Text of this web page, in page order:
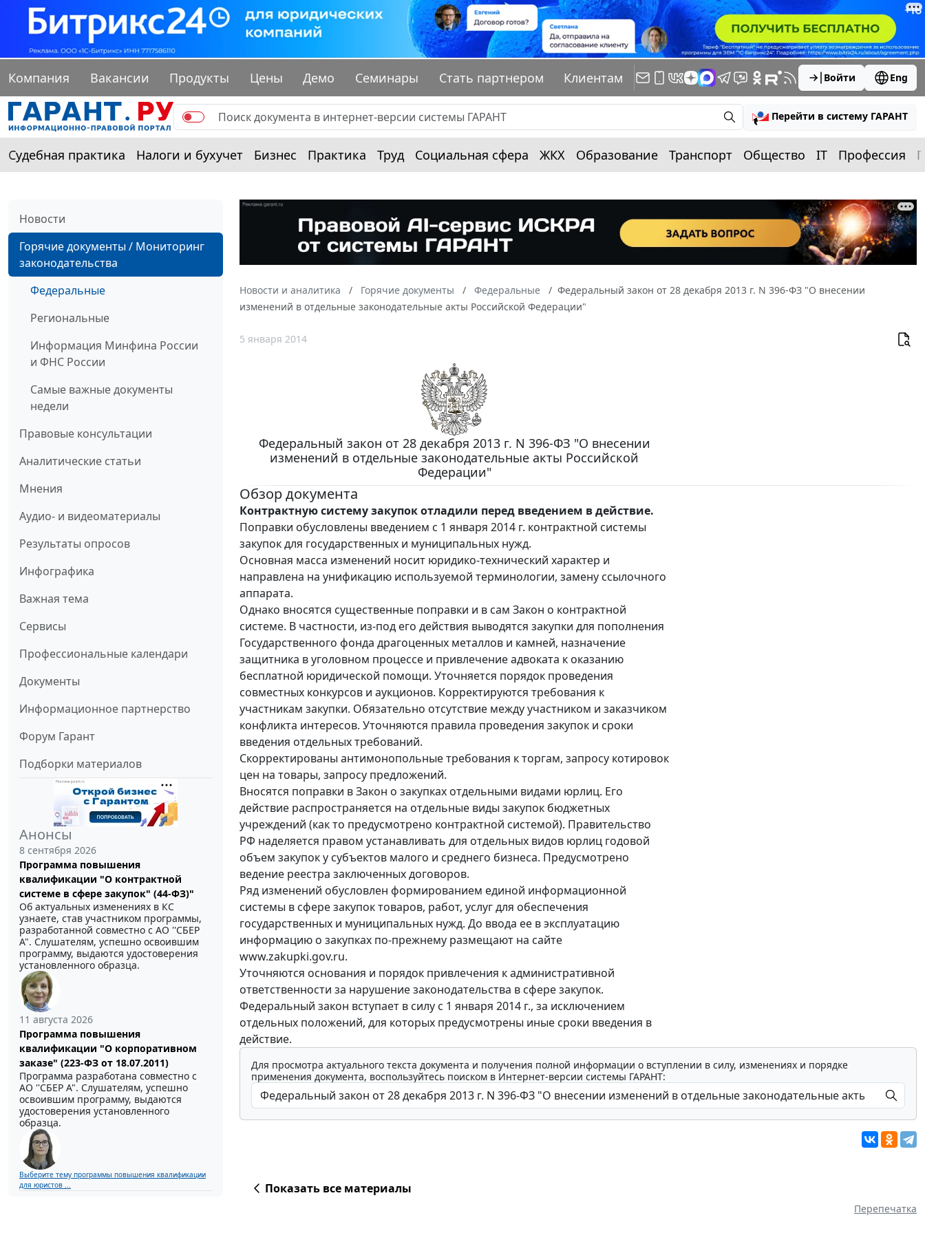
Компания Вакансии Продукты Цены Демо Семинары Стать партнером Клиентам Войти Eng
Перейти в систему ГАРАНТ
Судебная практика Налоги и бухучет Бизнес Практика Труд Социальная сфера ЖКХ Образование Транспорт Общество IT Профессия
Новости
Горячие документы / Мониторинг
законодательства
Федеральные
Региональные
Информация Минфина России
и ФНС России
Самые важные документы
недели
Правовые консультации
Аналитические статьи
Мнения
Аудио- и видеоматериалы
Результаты опросов
Инфографика
Важная тема
Сервисы
Профессиональные календари
Документы
Информационное партнерство
Форум Гарант
Подборки материалов
Анонсы
8 сентября 2026
Программа повышения
квалификации "О контрактной
системе в сфере закупок" (44-ФЗ)"
Об актуальных изменениях в КС
узнаете, став участником программы,
разработанной совместно с АО ''СБЕР
А". Слушателям, успешно освоившим
программу, выдаются удостоверения
установленного образца.
11 августа 2026
Программа повышения
квалификации "О корпоративном
заказе" (223-ФЗ от 18.07.2011)
Программа разработана совместно с
АО ''СБЕР А". Слушателям, успешно
освоившим программу, выдаются
удостоверения установленного
образца.
Выберите тему программы повышения квалификации
для юристов ...
Новости и аналитика Горячие документы Федеральные
Федеральный закон от 28 декабря 2013 г. N 396-ФЗ "О внесении
изменений в отдельные законодательные акты Российской Федерации"
5 января 2014
Федеральный закон от 28 декабря 2013 г. N 396-ФЗ "О внесении
изменений в отдельные законодательные акты Российской
Федерации"
Обзор документа
Контрактную систему закупок отладили перед введением в действие.
Поправки обусловлены введением с 1 января 2014 г. контрактной системы
закупок для государственных и муниципальных нужд.
Основная масса изменений носит юридико-технический характер и
направлена на унификацию используемой терминологии, замену ссылочного
аппарата.
Однако вносятся существенные поправки и в сам Закон о контрактной
системе. В частности, из-под его действия выводятся закупки для пополнения
Государственного фонда драгоценных металлов и камней, назначение
защитника в уголовном процессе и привлечение адвоката к оказанию
бесплатной юридической помощи. Уточняется порядок проведения
совместных конкурсов и аукционов. Корректируются требования к
участникам закупки. Обязательно отсутствие между участником и заказчиком
конфликта интересов. Уточняются правила проведения закупок и сроки
введения отдельных требований.
Скорректированы антимонопольные требования к торгам, запросу котировок
цен на товары, запросу предложений.
Вносятся поправки в Закон о закупках отдельными видами юрлиц. Его
действие распространяется на отдельные виды закупок бюджетных
учреждений (как то предусмотрено контрактной системой). Правительство
РФ наделяется правом устанавливать для отдельных видов юрлиц годовой
объем закупок у субъектов малого и среднего бизнеса. Предусмотрено
ведение реестра заключенных договоров.
Ряд изменений обусловлен формированием единой информационной
системы в сфере закупок товаров, работ, услуг для обеспечения
государственных и муниципальных нужд. До ввода ее в эксплуатацию
информацию о закупках по-прежнему размещают на сайте
www.zakupki.gov.ru.
Уточняются основания и порядок привлечения к административной
ответственности за нарушение законодательства в сфере закупок.
Федеральный закон вступает в силу с 1 января 2014 г., за исключением
отдельных положений, для которых предусмотрены иные сроки введения в
действие.
Для просмотра актуального текста документа и получения полной информации о вступлении в силу, изменениях и порядке
применения документа, воспользуйтесь поиском в Интернет-версии системы ГАРАНТ:
Показать все материалы
Перепечатка